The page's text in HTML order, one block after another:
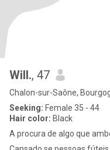
Will., 47
Chalon-sur-Saône,
Seeking: Female 35 - 44
Hair color: Black
A procura de algo que